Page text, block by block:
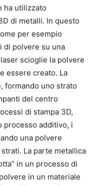
ha utilizzato
di metalli. In questo
per esempio
di polvere su una
scioglie la polvere
essere creato. La
formando uno strato
del centro
di stampa 3D,
processo additivo, i
una polvere
La parte metallica
in un processo di
in un materiale